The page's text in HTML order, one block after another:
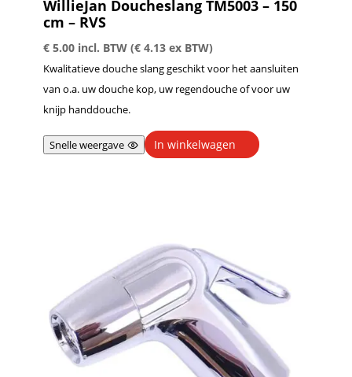
WillieJan Doucheslang TM5003 – 150
cm – RVS
€5.00 incl. BTW (€4.13ex BTW)
Kwalitatieve douche slang geschikt voor het aansluiten
van o.a. uw douche kop, uw regendouche of voor uw
knijp handdouche.
Snelle weergave In winkelwagen